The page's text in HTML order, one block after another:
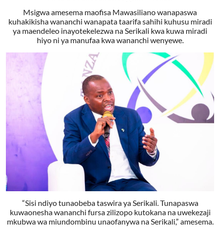
Msigwa amesema maofisa Mawasiliano wanapaswa
kuhakikisha wananchi wanapata taarifa sahihi kuhusu miradi
ya maendeleo inayotekelezwa na Serikali kwa kuwa miradi
hiyo ni ya manufaa kwa wananchi wenyewe.
“Sisi ndiyo tunaobeba taswira ya Serikali. Tunapaswa
kuwaonesha wananchi fursa zilizopo kutokana na uwekezaji
mkubwa wa miundombinu unaofanywa na Serikali,” amesema.